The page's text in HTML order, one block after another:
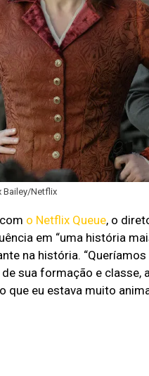
Bailey/Netflix
o Netflix Queue, o
em “uma história
na história.
sua formação e classe,
que eu estava muito